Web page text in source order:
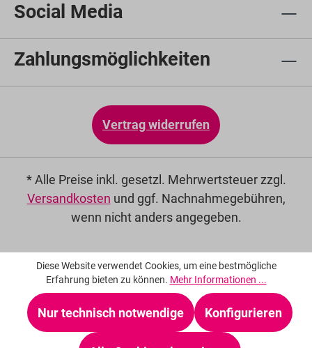
Social Media
Zahlungsmöglichkeiten
Vertrag widerrufen
* Alle Preise inkl. gesetzl. Mehrwertsteuer zzgl.
Versandkosten und ggf. Nachnahmegebühren,
wenn nicht anders angegeben.
Diese Website verwendet Cookies, um eine bestmögliche
Erfahrung bieten zu können. Mehr Informationen ...
Nur technisch notwendige Konfigurieren